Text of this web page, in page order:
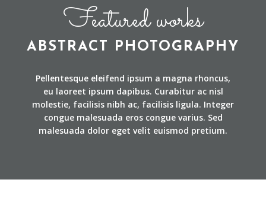
Featured works
ABSTRACT PHOTOGRAPHY
Pellentesque eleifend ipsum a magna rhoncus,
eu laoreet ipsum dapibus. Curabitur ac nisl
molestie, facilisis nibh ac, facilisis ligula. Integer
congue malesuada eros congue varius. Sed
malesuada dolor eget velit euismod pretium.